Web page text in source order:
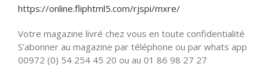
https://online.fliphtml5.com/rjspi/mxre/
Votre magazine livré chez vous en toute confidentialité
S’abonner au magazine par téléphone ou par whats app
00972 (0) 54 254 45 20 ou au 01 86 98 27 27